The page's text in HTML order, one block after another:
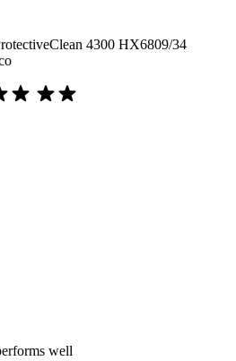
4300 HX6809/34
well